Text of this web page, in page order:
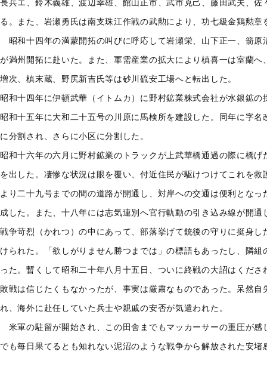
長兵エ、鈴木義雄、渡辺幸雄、館山正市、武市克己、藤田武夫、
る。また、岩瀬勇氏は南支珠江作戦の武勲により、功七級金鶏勲章
昭和十四年の満蒙開拓の叫びに呼応して岩瀬栄、山下正一、箭原
が満州開拓に赴いた。また、軍需産業の拡大により槙喜一は室蘭
増次、槙末蔵、野尻新吉氏等は砂川硫安工場へと転出した。
昭和十四年に伊頓武華（イトムカ）に野村鉱業株式会社が水銀鉱の
昭和十五年に大和二十五号の川原に馬検所を建設した。同年に字
に分割され、さらに小区に分割した。
昭和十六年の六月に野村鉱業のトラックが上武華橋通過の際に橋
を出した。凄惨な状況は眼を覆い、付近住民が駆けつけてこれを
より二十九号までの間の道路が開通し、対岸への交通は便利とな
成した。また、十八年には志気連別へ官行軌動の引き込み線が開
戦争苛烈（かれつ）の中にあって、部落挙げて銃後の守りに挺身
けられた。「欲しがりません勝つまでは」の標語もあったし、隣
った。暫くして昭和二十年八月十五日、ついに終戦の大詔はくださ
敗戦は信じたくもなかったが、事実は厳粛なものであった。呆然
れ、海外に赴任していた兵士や親戚の安否が気遣われた。
米軍の駐留が開始され、この田舎までもマッカーサーの重圧が感
でも毎日果てるとも知れない泥沼のような戦争から解放された安堵